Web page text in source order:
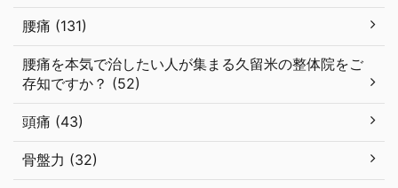
腰痛 (131)
腰痛を本気で治したい人が集まる久留米の整体院をご
存知ですか？ (52)
頭痛 (43)
骨盤力 (32)